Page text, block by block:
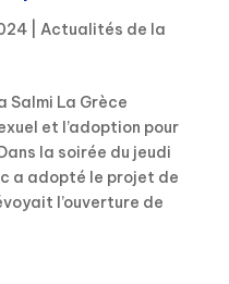
| Actualités de la
Salmi La Grèce
et l’adoption pour
la soirée du jeudi
a adopté le projet de
l’ouverture de